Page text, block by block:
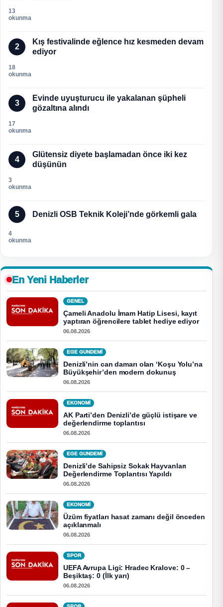
13
okunma
2
Kış festivalinde eğlence hız kesmeden devam
ediyor
18
okunma
3
Evinde uyuşturucu ile yakalanan şüpheli
gözaltına alındı
17
okunma
4
Glütensiz diyete başlamadan önce iki kez
düşünün
3
okunma
5 Denizli OSB Teknik Koleji’nde görkemli gala
4
okunma
En Yeni Haberler
GENEL
Çameli Anadolu İmam Hatip Lisesi, kayıt
yaptıran öğrencilere tablet hediye ediyor
06.08.2026
EGE GUNDEMİ
Denizli’nin can damarı olan ‘Koşu Yolu’na
Büyükşehir’den modern dokunuş
06.08.2026
EKONOMI
AK Parti’den Denizli’de güçlü istişare ve
değerlendirme toplantısı
06.08.2026
EGE GUNDEMİ
Denizli’de Sahipsiz Sokak Hayvanları
Değerlendirme Toplantısı Yapıldı
06.08.2026
EKONOMI
Üzüm fiyatları hasat zamanı değil önceden
açıklanmalı
06.08.2026
SPOR
UEFA Avrupa Ligi: Hradec Kralove: 0 –
Beşiktaş: 0 (İlk yarı)
06.08.2026